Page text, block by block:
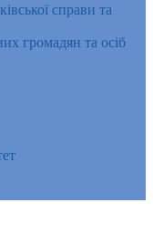
справи та
громадян та осіб